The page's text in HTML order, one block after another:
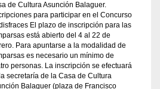
de Cultura Asunción Balaguer.
para participar en el Concurso
El plazo de inscripción para las
está abierto del 4 al 22 de
Para apuntarse a la modalidad de
es necesario un mínimo de
personas. La inscripción se efectuará
secretaría de la Casa de Cultura
Balaguer (plaza de Francisco